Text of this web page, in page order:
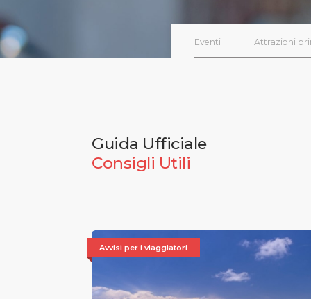
Eventi Attrazioni
Guida Ufficiale
Consigli Utili
Avvisi per i viaggiatori